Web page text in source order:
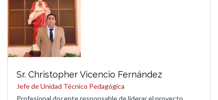
Sr. Christopher Vicencio Fernández
Jefe de Unidad Técnico Pedagógica
Profesional docente responsable de liderar el proyecto